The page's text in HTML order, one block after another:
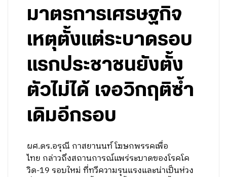
มาตรการเศรษฐกิจ
เหตุตั้งแต่ระบาดรอบ
แรกประชาชนยังตั้ง
ตัวไม่ได้ เจอวิกฤติซ้ำ
เดิมอีกรอบ
ผศ.ดร.อรุณี กาสยานนท์ โฆษกพรรคเพื่อ
ไทย กล่าวถึงสถานการณ์แพร่ระบาดของโรคโค
วิด-19 รอบใหม่ ที่ทวีความรุนแรงและน่าเป็นห่วง